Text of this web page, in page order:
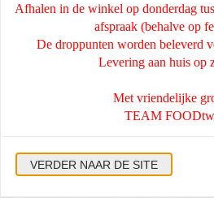
CONTACT
WIE ZIJN
Gerdi is de derde van vier
Afhalen in de winkel op donderdag
afspraak (behalve op
De droppunten worden beleverd
Levering aan huis op
Met vriendelijke
TEAM
VERDER NAAR DE SITE